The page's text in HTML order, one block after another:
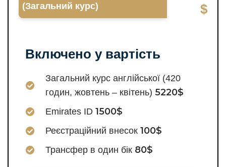
(Загальний курс)
$
Включено у вартість
Загальний курс англійської (420
годин, жовтень – квітень) 5220$
Emirates ID 1500$
Реєстраційний внесок 100$
Трансфер в один бік 80$